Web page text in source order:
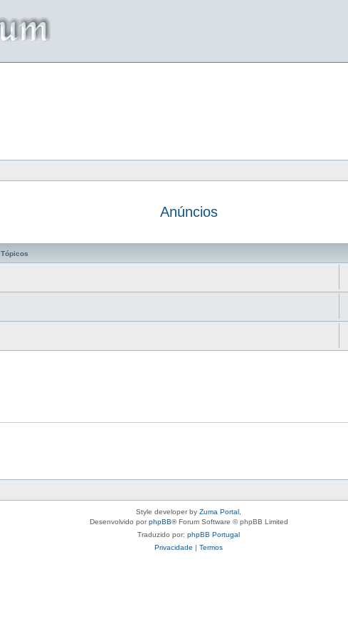
Anúncios
Tópicos
Style developer by Zuma Portal
Desenvolvido porphpBB® Forum Software © phpBB Limited
Traduzido por: phpBB Portugal
Privacidade | Termos